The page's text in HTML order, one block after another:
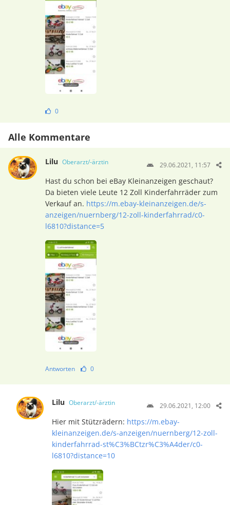
0
Alle Kommentare
Lilu Oberarzt/-ärztin 29.06.2021, 11:57
Hast du schon bei eBay Kleinanzeigen geschaut?
Da bieten viele Leute 12 Zoll Kinderfahrräder zum
Verkauf an. https://m.ebay-kleinanzeigen.de/s-
anzeigen/nuernberg/12-zoll-kinderfahrrad/c0-
l6810?distance=5
Antworten 0
Lilu Oberarzt/-ärztin 29.06.2021, 12:00
Hier mit Stützrädern: https://m.ebay-
kleinanzeigen.de/s-anzeigen/nuernberg/12-zoll-
kinderfahrrad-st%C3%BCtzr%C3%A4der/c0-
l6810?distance=10